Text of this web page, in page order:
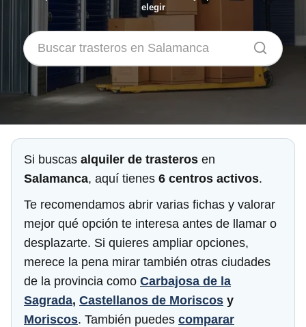
elegir
Si buscas alquiler de trasteros en
Salamanca, aquí tienes 6 centros activos.
Te recomendamos abrir varias fichas y valorar
mejor qué opción te interesa antes de llamar o
desplazarte. Si quieres ampliar opciones,
merece la pena mirar también otras ciudades
de la provincia como Carbajosa de la
Sagrada, Castellanos de Moriscos y
Moriscos. También puedes comparar